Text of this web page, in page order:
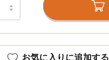
お気に入りに追加する